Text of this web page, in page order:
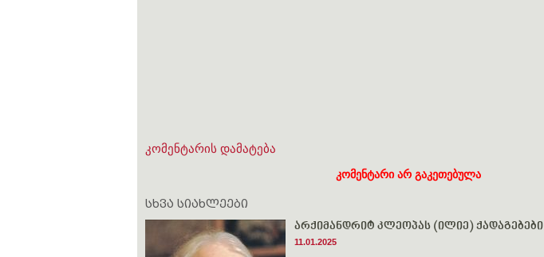
კომენტარის დამატება
კომენტარი არ გაკეთებულა
სხვა სიახლეები
არქიმანდრიტ კლეოპას (ილიე) ქადაგებები
11.01.2025